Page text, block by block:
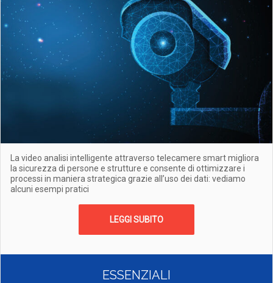
La video analisi intelligente attraverso telecamere smart migliora
la sicurezza di persone e strutture e consente di ottimizzare i
processi in maniera strategica grazie all’uso dei dati: vediamo
alcuni esempi pratici
LEGGI SUBITO
ESSENZIALI